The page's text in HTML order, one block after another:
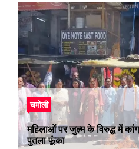
चमोली
महिलाओं पर जुल्म के विरुद्ध में
पुतला फूंका